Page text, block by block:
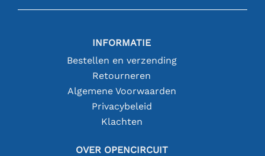
INFORMATIE
Bestellen en verzending
Retourneren
Algemene Voorwaarden
Privacybeleid
Klachten
OVER OPENCIRCUIT